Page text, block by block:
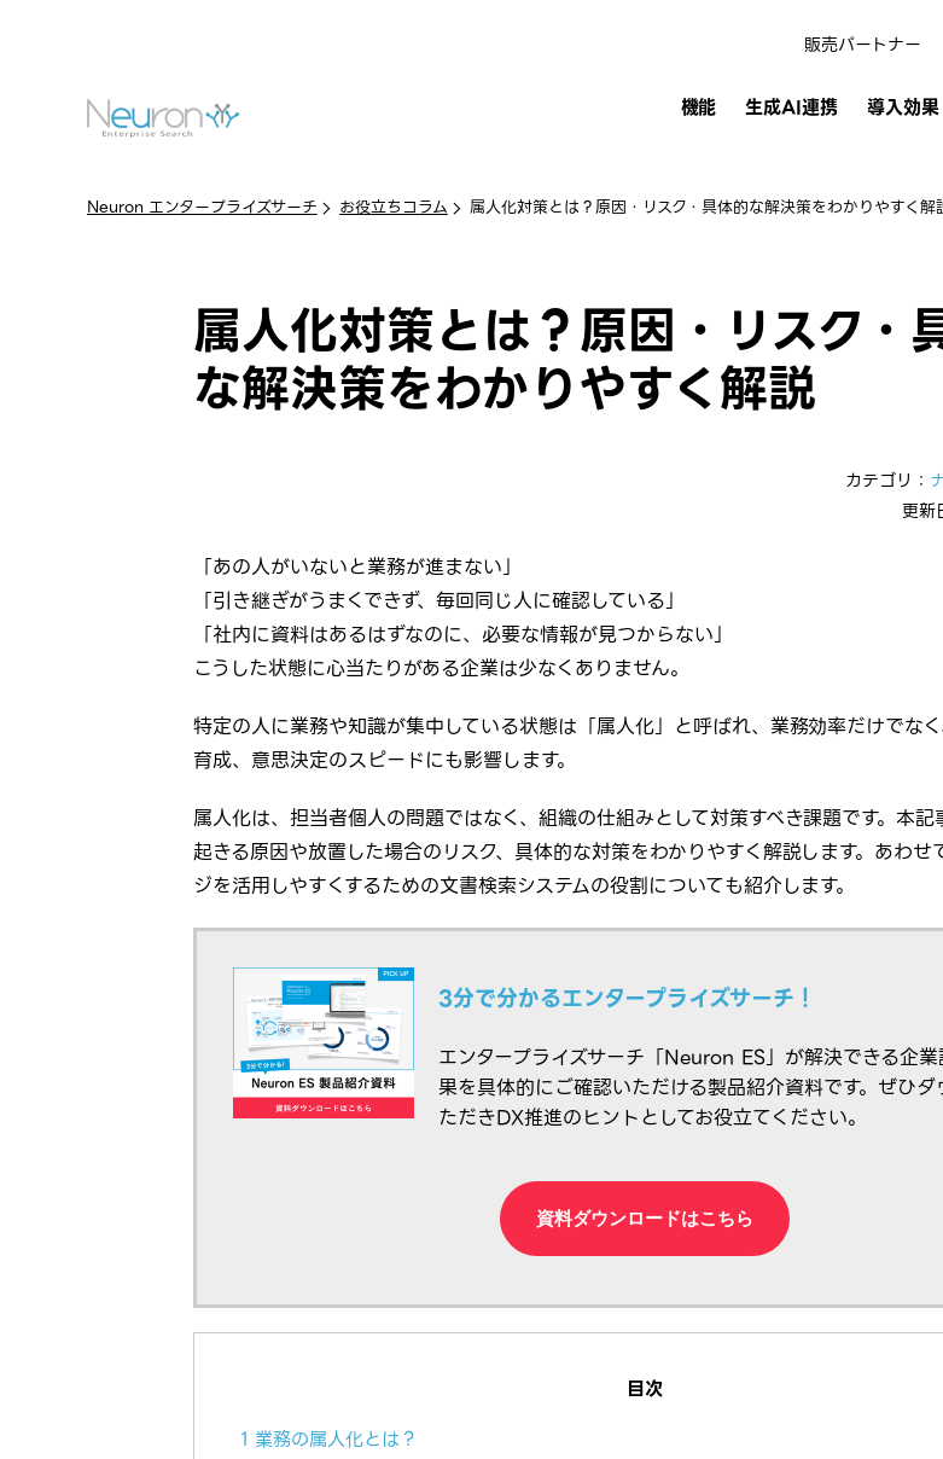
機能 生成AI連携 導入効果
販売パートナー
Neuron エンタープライズサーチ お役立ちコラム 属人化対策とは？原因・リスク・具体的な解決策をわかりやすく解
属人化対策とは？原因・リスク・
な解決策をわかりやすく解説
カテゴリ：
更新
「あの人がいないと業務が進まない」
「引き継ぎがうまくできず、毎回同じ人に確認している」
「社内に資料はあるはずなのに、必要な情報が見つからない」
こうした状態に心当たりがある企業は少なくありません。
特定の人に業務や知識が集中している状態は「属人化」と呼ばれ、業務効率だけでな
育成、意思決定のスピードにも影響します。
属人化は、担当者個人の問題ではなく、組織の仕組みとして対策すべき課題です。本
起きる原因や放置した場合のリスク、具体的な対策をわかりやすく解説します。あわせ
ジを活用しやすくするための文書検索システムの役割についても紹介します。
3分で分かるエンタープライズサーチ！
エンタープライズサーチ「Neuron ES」が解決できる企
果を具体的にご確認いただける製品紹介資料です。ぜひ
ただきDX推進のヒントとしてお役立てください。
資料ダウンロードはこちら
目次
1 業務の属人化とは？